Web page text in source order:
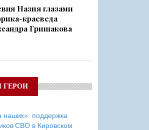
Назия глазами
краеведа
Гришакова
ГЕРОИ
наших»: поддержка
СВО в Кировском